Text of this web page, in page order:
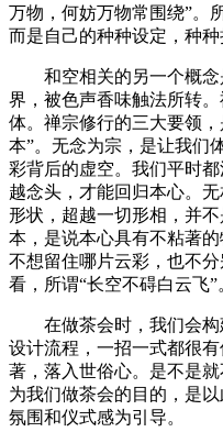
万物，何妨万物常围绕”。
而是自己的种种设定，种种
和空相关的另一个概念
界，被色声香味触法所转
体。禅宗修行的三大要领
本”。无念为宗，是让我们
彩背后的虚空。我们平时
越念头，才能回归本心。
形状，超越一切形相，并
本，是说本心具有不粘著
不想留住哪片云彩，也不
看，所谓“长空不碍白云飞”
在做茶会时，我们会构
设计流程，一招一式都很
著，落入世俗心。是不是
为我们做茶会的目的，是
氛围和仪式感为引导。